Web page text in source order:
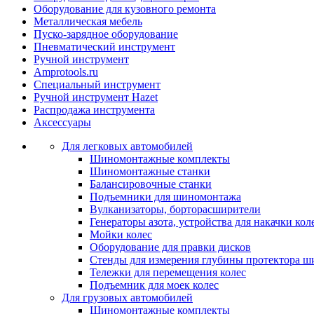
Оборудование для кузовного ремонта
Металлическая мебель
Пуско-зарядное оборудование
Пневматический инструмент
Ручной инструмент
Amprotools.ru
Специальный инструмент
Ручной инструмент Hazet
Распродажа инструмента
Аксессуары
Для легковых автомобилей
Шиномонтажные комплекты
Шиномонтажные станки
Балансировочные станки
Подъемники для шиномонтажа
Вулканизаторы, борторасширители
Генераторы азота, устройства для накачки
Мойки колес
Оборудование для правки дисков
Стенды для измерения глубины протектора
Тележки для перемещения колес
Подъемник для моек колеc
Для грузовых автомобилей
Шиномонтажные комплекты